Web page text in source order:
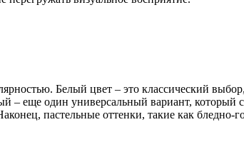
Белый цвет – это классический
еще один универсальный вариант, который
пастельные оттенки, такие как